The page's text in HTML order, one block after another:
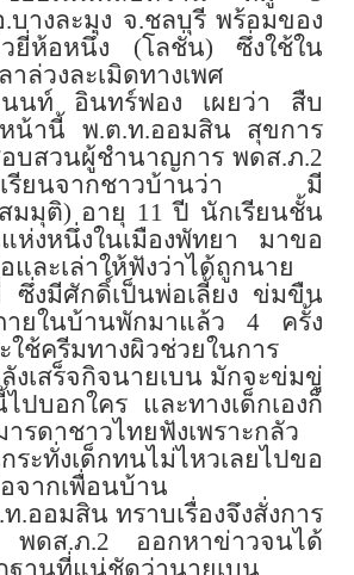
บางละมุง จ.ชลบุรี พร้อมของ
วยี่ห้อหนึ่ง (โลชั่น) ซึ่งใช้ใน
าล่วงละเมิดทางเพศ
นนท์ อินทร์ฟอง เผยว่า สืบ
หน้านี้ พ.ต.ท.ออมสิน สุขการ
บสวนผู้ชำนาญการ พดส.ภ.2
งเรียนจากชาวบ้านว่า มี
มมุติ) อายุ 11ปี นักเรียนชั้น
แห่งหนึ่งในเมืองพัทยา มาขอ
และเล่าให้ฟังว่าได้ถูกนาย
ซึ่งมีศักดิ์เป็นพ่อเลี้ยง ข่มขืน
ายในบ้านพักมาแล้ว 4 ครั้ง
ใช้ครีมทางผิวช่วยในการ
งเสร็จกิจนายเบน มักจะข่มขู่
ไปบอกใคร และทางเด็กเองก็
ารดาชาวไทยฟังเพราะกลัว
ะทั่งเด็กทนไม่ไหวเลยไปขอ
จากเพื่อนบ้าน
.ออมสิน ทราบเรื่องจึงสั่งการ
พดส.ภ.2 ออกหาข่าวจนได้